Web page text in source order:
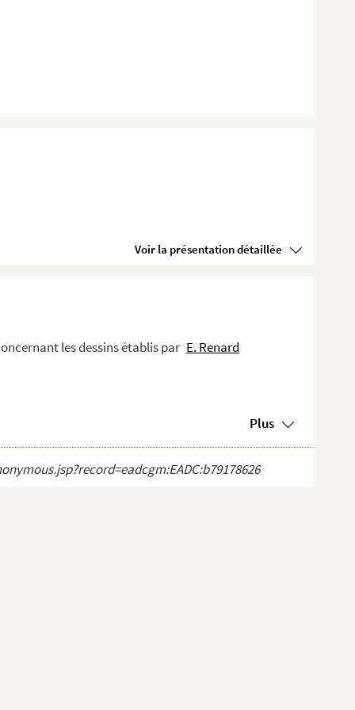
Voir la présentation détaillée
les dessins établis par E. Renard
Plus